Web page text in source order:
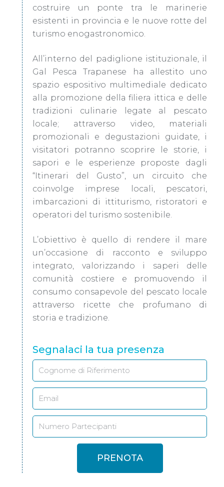
costruire un ponte tra le marinerie
esistenti in provincia e le nuove rotte del
turismo enogastronomico.
All’interno del padiglione istituzionale, il
Gal Pesca Trapanese ha allestito uno
spazio espositivo multimediale dedicato
alla promozione della filiera ittica e delle
tradizioni culinarie legate al pescato
locale; attraverso video, materiali
promozionali e degustazioni guidate, i
visitatori potranno scoprire le storie, i
sapori e le esperienze proposte dagli
“Itinerari del Gusto”, un circuito che
coinvolge imprese locali, pescatori,
imbarcazioni di ittiturismo, ristoratori e
operatori del turismo sostenibile.
L’obiettivo è quello di rendere il mare
un’occasione di racconto e sviluppo
integrato, valorizzando i saperi delle
comunità costiere e promuovendo il
consumo consapevole del pescato locale
attraverso ricette che profumano di
storia e tradizione.
Segnalaci la tua presenza
PRENOTA